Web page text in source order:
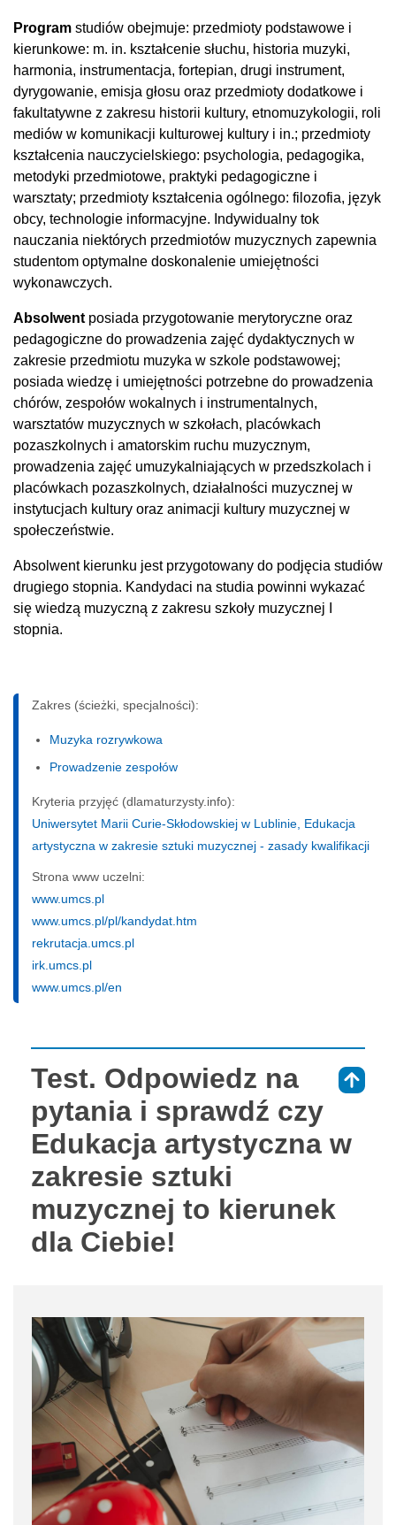
Program studiów obejmuje: przedmioty podstawowe i
kierunkowe: m. in. kształcenie słuchu, historia muzyki,
harmonia, instrumentacja, fortepian, drugi instrument,
dyrygowanie, emisja głosu oraz przedmioty dodatkowe i
fakultatywne z zakresu historii kultury, etnomuzykologii, roli
mediów w komunikacji kulturowej kultury i in.; przedmioty
kształcenia nauczycielskiego: psychologia, pedagogika,
metodyki przedmiotowe, praktyki pedagogiczne i
warsztaty; przedmioty kształcenia ogólnego: filozofia, język
obcy, technologie informacyjne. Indywidualny tok
nauczania niektórych przedmiotów muzycznych zapewnia
studentom optymalne doskonalenie umiejętności
wykonawczych.
Absolwent posiada przygotowanie merytoryczne oraz
pedagogiczne do prowadzenia zajęć dydaktycznych w
zakresie przedmiotu muzyka w szkole podstawowej;
posiada wiedzę i umiejętności potrzebne do prowadzenia
chórów, zespołów wokalnych i instrumentalnych,
warsztatów muzycznych w szkołach, placówkach
pozaszkolnych i amatorskim ruchu muzycznym,
prowadzenia zajęć umuzykalniających w przedszkolach i
placówkach pozaszkolnych, działalności muzycznej w
instytucjach kultury oraz animacji kultury muzycznej w
społeczeństwie.
Absolwent kierunku jest przygotowany do podjęcia studiów
drugiego stopnia. Kandydaci na studia powinni wykazać
się wiedzą muzyczną z zakresu szkoły muzycznej I
stopnia.
Zakres (ścieżki, specjalności):
Muzyka rozrywkowa
Prowadzenie zespołów
Kryteria przyjęć (dlamaturzysty.info):
Uniwersytet Marii Curie-Skłodowskiej w Lublinie, Edukacja
artystyczna w zakresie sztuki muzycznej - zasady kwalifikacji
Strona www uczelni:
www.umcs.pl
www.umcs.pl/pl/kandydat.htm
rekrutacja.umcs.pl
irk.umcs.pl
www.umcs.pl/en
Test. Odpowiedz na
pytania i sprawdź czy
Edukacja artystyczna w
zakresie sztuki
muzycznej to kierunek
dla Ciebie!